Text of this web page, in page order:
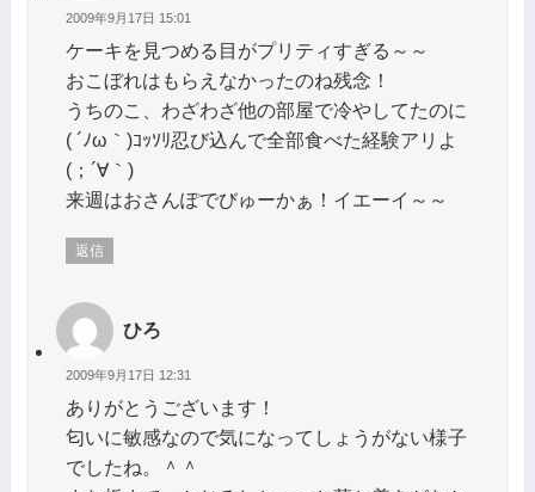
2009年9月17日 15:01
ケーキを見つめる目がプリティすぎる～～
おこぼれはもらえなかったのね残念！
うちのこ、わざわざ他の部屋で冷やしてたのに
( ´ﾉω｀)ｺｯｿﾘ忍び込んで全部食べた経験アリよ
(；´∀｀)
来週はおさんぽでびゅーかぁ！イエーイ～～
返信
ひろ
2009年9月17日 12:31
ありがとうございます！
匂いに敏感なので気になってしょうがない様子
でしたね。＾＾